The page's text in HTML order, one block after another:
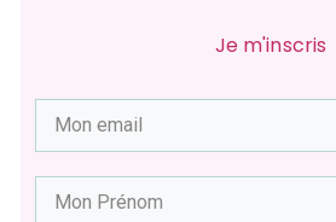
Je m'inscris